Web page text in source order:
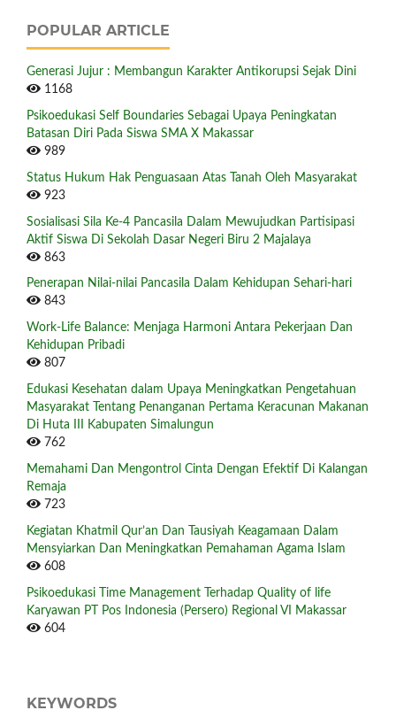
POPULAR ARTICLE
Generasi Jujur : Membangun Karakter Antikorupsi Sejak Dini
1168
Psikoedukasi Self Boundaries Sebagai Upaya Peningkatan
Batasan Diri Pada Siswa SMA X Makassar
989
Status Hukum Hak Penguasaan Atas Tanah Oleh Masyarakat
923
Sosialisasi Sila Ke-4 Pancasila Dalam Mewujudkan Partisipasi
Aktif Siswa Di Sekolah Dasar Negeri Biru 2 Majalaya
863
Penerapan Nilai-nilai Pancasila Dalam Kehidupan Sehari-hari
843
Work-Life Balance: Menjaga Harmoni Antara Pekerjaan Dan
Kehidupan Pribadi
807
Edukasi Kesehatan dalam Upaya Meningkatkan Pengetahuan
Masyarakat Tentang Penanganan Pertama Keracunan Makanan
Di Huta III Kabupaten Simalungun
762
Memahami Dan Mengontrol Cinta Dengan Efektif Di Kalangan
Remaja
723
Kegiatan Khatmil Qur’an Dan Tausiyah Keagamaan Dalam
Mensyiarkan Dan Meningkatkan Pemahaman Agama Islam
608
Psikoedukasi Time Management Terhadap Quality of life
Karyawan PT Pos Indonesia (Persero) Regional VI Makassar
604
KEYWORDS